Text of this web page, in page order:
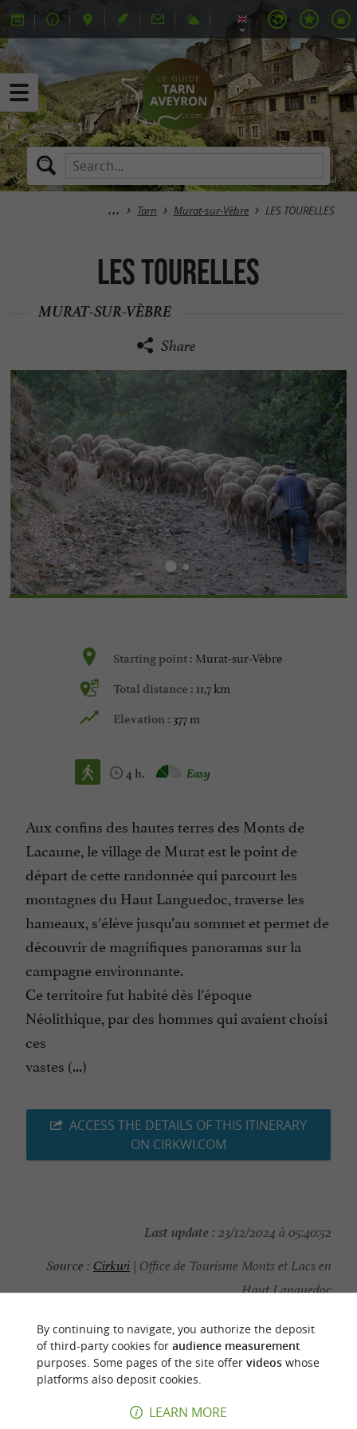
Tarn Murat-sur-Vèbre LES TOURELLES
LES TOURELLES
MURAT-SUR-VÈBRE
Share
Starting point : Murat-sur-Vèbre
Total distance : 11,7 km
Elevation : 377 m
4 h. Easy
Aux confins des hautes terres des Monts de
Lacaune, le village de Murat est le point de
départ de cette randonnée qui parcourt les
montagnes du Haut Languedoc, traverse les
hameaux, s’élève jusqu’au sommet et permet de
découvrir de magnifiques panoramas sur la
campagne environnante.
Ce territoire fut habité dès l’époque
Néolithique, par des hommes qui avaient choisi
ces
vastes (...)
ACCESS THE DETAILS OF THIS ITINERARY
ON CIRKWI.COM
Last update : 23/12/2024 à 05:40:52
Source : Cirkwi | Office de Tourisme Monts et Lacs en
Haut Languedoc
YOU WILL LIKEALSO
By continuing to navigate, you authorize the deposit
of third-party cookies for audience measurement
purposes. Some pages of the site offer videoswhose
platforms also deposit cookies.
LEARN MORE